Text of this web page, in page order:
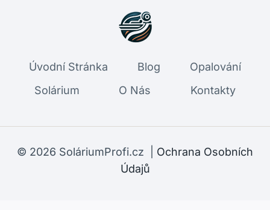
Úvodní Stránka Blog
Opalování
Solárium
O Nás Kontakty
© 2026 SoláriumProfi.cz | Ochrana Osobních
Údajů